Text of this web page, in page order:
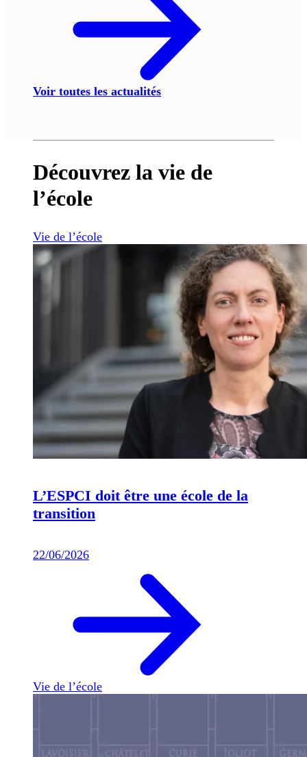
Voir toutes les actualités
Découvrez la vie de
l’école
Vie de l’école
L’ESPCI doit être une école de la
transition
22/06/2026
Vie de l’école